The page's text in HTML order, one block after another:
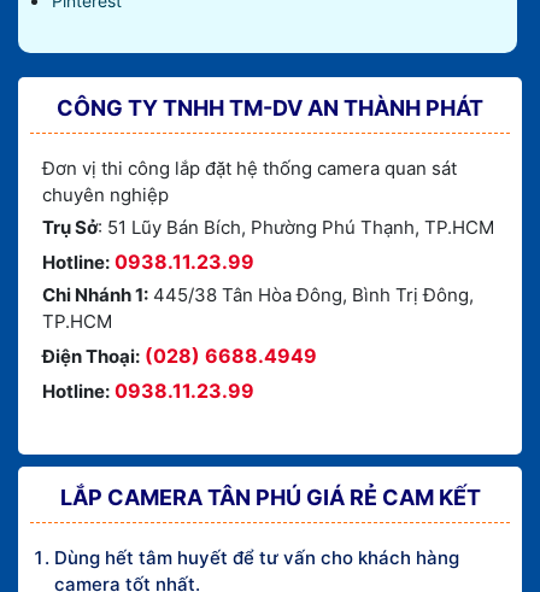
CÔNG TY TNHH TM-DV AN THÀNH PHÁT
Đơn vị thi công lắp đặt hệ thống camera quan sát
chuyên nghiệp
Trụ Sở: 51 Lũy Bán Bích, Phường Phú Thạnh, TP.HCM
Hotline: 0938.11.23.99
Chi Nhánh 1: 445/38 Tân Hòa Đông, Bình Trị Đông,
TP.HCM
Điện Thoại: (028) 6688.4949
Hotline: 0938.11.23.99
LẮP CAMERA TÂN PHÚ GIÁ RẺ CAM KẾT
Dùng hết tâm huyết để tư vấn cho khách hàng
camera tốt nhất.